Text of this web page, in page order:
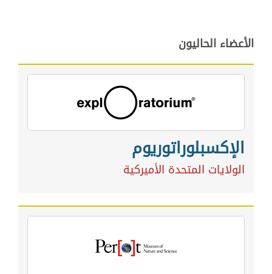
الأعضاء الحاليون
الإكسبلوراتوريوم
الولايات المتحدة الأميركية